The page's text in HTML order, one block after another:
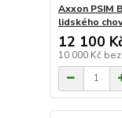
Axxon PSIM
lidského
12 100
10 000 Kč